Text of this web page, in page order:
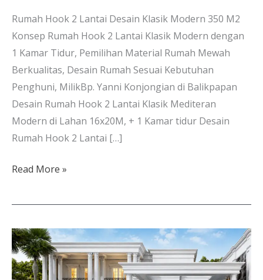
Rumah Hook 2 Lantai Desain Klasik Modern 350 M2
Konsep Rumah Hook 2 Lantai Klasik Modern dengan
1 Kamar Tidur, Pemilihan Material Rumah Mewah
Berkualitas, Desain Rumah Sesuai Kebutuhan
Penghuni, MilikBp. Yanni Konjongian di Balikpapan
Desain Rumah Hook 2 Lantai Klasik Mediteran
Modern di Lahan 16x20M, + 1 Kamar tidur Desain
Rumah Hook 2 Lantai […]
Read More »
Desain
Rumah
Klasik